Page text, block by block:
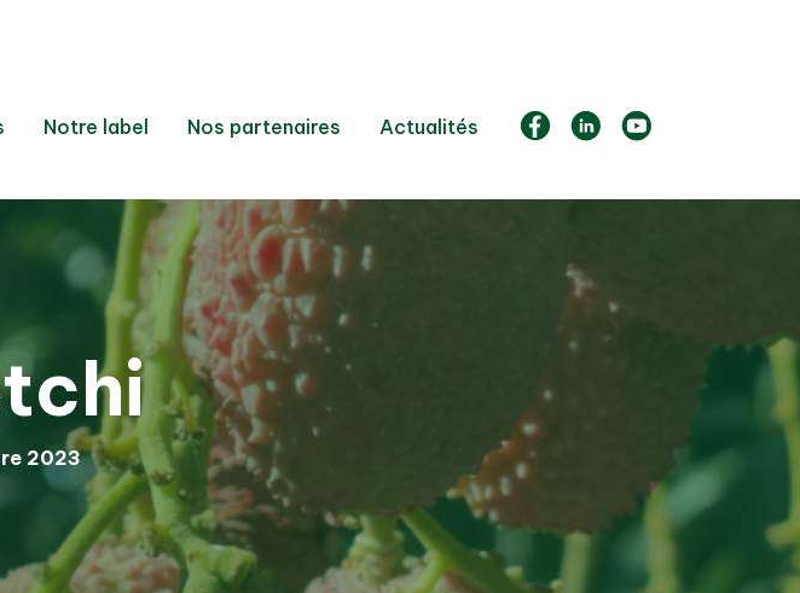
Notre label Nos partenaires Actualités
2023